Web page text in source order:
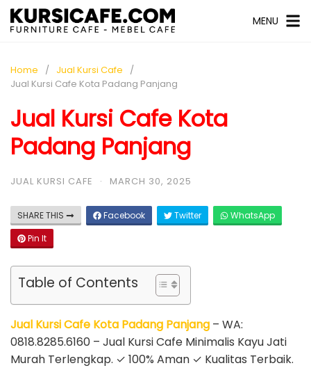
MENU
Home
Jual Kursi Cafe
Jual Kursi Cafe Kota Padang Panjang
Jual Kursi Cafe Kota
Padang Panjang
JUAL KURSI CAFE · MARCH 30, 2025
SHARE THIS Facebook Twitter
WhatsApp
Pin It
Table of Contents
Jual Kursi Cafe Kota Padang Panjang – WA:
0818.8285.6160 – Jual Kursi Cafe Minimalis Kayu Jati
Murah Terlengkap. ✓ 100% Aman ✓ Kualitas Terbaik.